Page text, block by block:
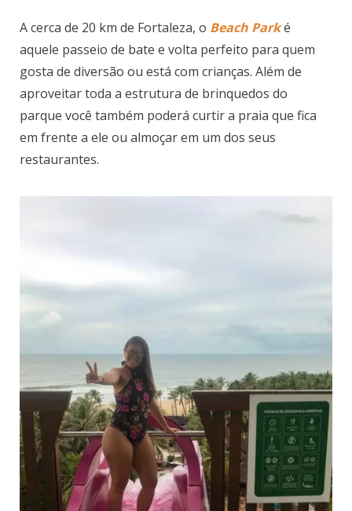
A cerca de 20 km de Fortaleza, o Beach Parké
aquele passeio de bate e volta perfeito para quem
gosta de diversão ou está com crianças. Além de
aproveitar toda a estrutura de brinquedos do
parque você também poderá curtir a praia que fica
em frente a ele ou almoçar em um dos seus
restaurantes.